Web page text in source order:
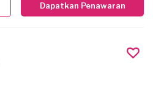
Dapatkan Penawaran